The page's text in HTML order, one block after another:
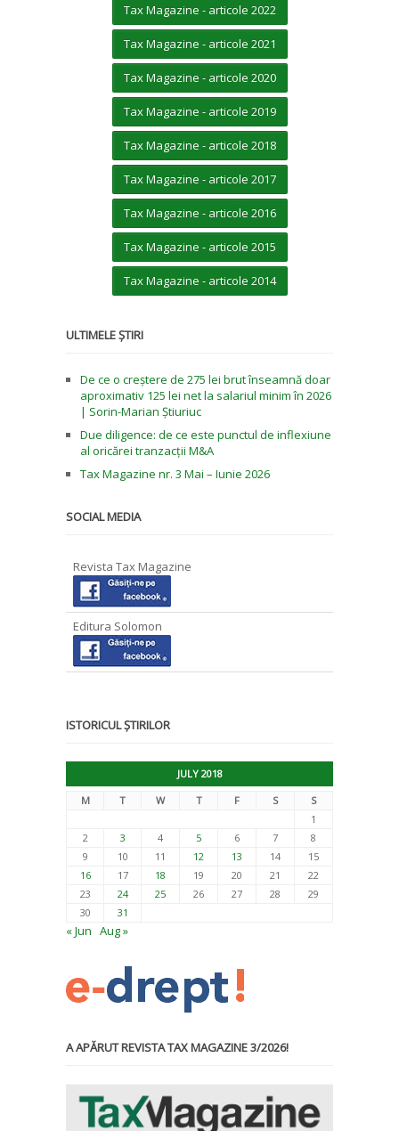
Tax Magazine - articole 2022
Tax Magazine - articole 2021
Tax Magazine - articole 2020
Tax Magazine - articole 2019
Tax Magazine - articole 2018
Tax Magazine - articole 2017
Tax Magazine - articole 2016
Tax Magazine - articole 2015
Tax Magazine - articole 2014
ULTIMELE ȘTIRI
De ce o creștere de 275 lei brut înseamnă doar
aproximativ 125 lei net la salariul minim în 2026
| Sorin-Marian Știuriuc
Due diligence: de ce este punctul de inflexiune
al oricărei tranzacții M&A
Tax Magazine nr. 3 Mai – Iunie 2026
SOCIAL MEDIA
Revista Tax Magazine
Editura Solomon
ISTORICUL ȘTIRILOR
JULY 2018
M
T W T F S
S
1
2
3 4 5 6 7
8
9
10 11 12 13 14
15
16
17 18 19 20 21
22
23
24 25 26 27 28
29
30
31
« Jun Aug »
A APĂRUT REVISTA TAX MAGAZINE 3/2026!